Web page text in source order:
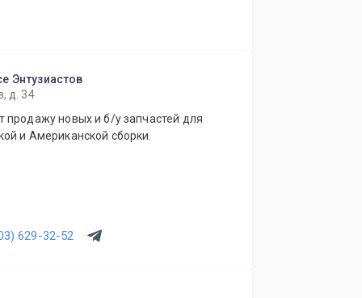
Энтузиастов
д. 34
новых и б/у запчастей для
и Американской сборки.
629-32-52